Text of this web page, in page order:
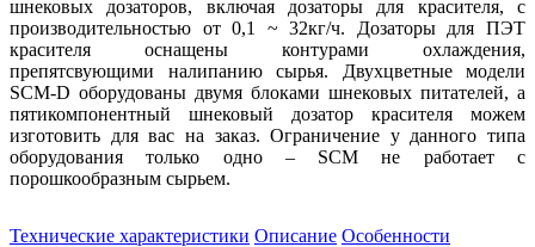
шнековых дозаторов, включая дозаторы для красителя, с
производительностью от 0,1 ~ 32кг/ч. Дозаторы для ПЭТ
красителя оснащены контурами охлаждения,
препятсвующими налипанию сырья. Двухцветные модели
SCM-D оборудованы двумя блоками шнековых питателей, а
пятикомпонентный шнековый дозатор красителя можем
изготовить для вас на заказ. Ограничение у данного типа
оборудования только одно – SCM не работает с
порошкообразным сырьем.
Технические характеристики Описание Особенности